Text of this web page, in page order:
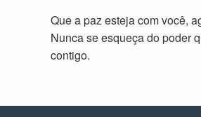
Que a paz esteja com você,
Nunca se esqueça do poder
contigo.